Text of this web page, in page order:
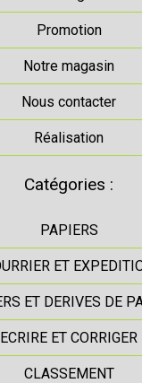
Promotion
Notre magasin
Nous contacter
Réalisation
Catégories :
PAPIERS
ET
ET DERIVES DE
ECRIRE ET CORRIGER
CLASSEMENT